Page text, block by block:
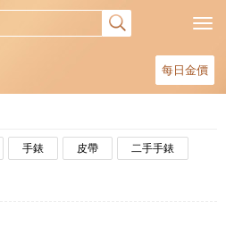
每日金價
手錶 皮帶 二手手錶